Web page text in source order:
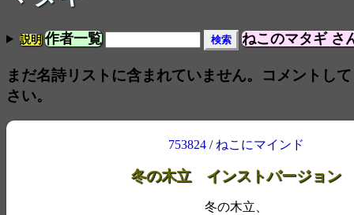
説明 作者一覧 ねこのマタギ さ
まだ名詩リストに含まれていません。コメントし
さい。
753824/ ねこにマインド
冬の木立 インストバージョン
冬の木立、